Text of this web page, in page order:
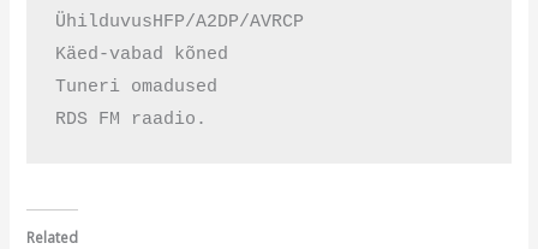
ÜhilduvusHFP/A2DP/AVRCP
Käed-vabad kõned
Tuneri omadused
RDS FM raadio.
Related